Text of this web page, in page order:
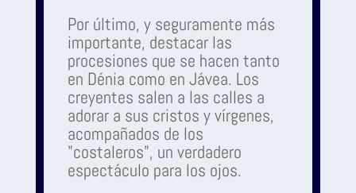
Por último, y seguramente más
importante, destacar las
procesiones que se hacen tanto
en Dénia como en Jávea. Los
creyentes salen a las calles a
adorar a sus cristos y vírgenes,
acompañados de los
"costaleros", un verdadero
espectáculo para los ojos.